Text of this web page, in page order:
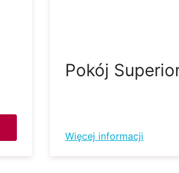
Pokój
Więcej informacji